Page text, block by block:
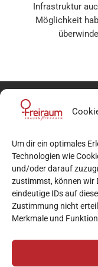
Um dir ein optimales
Technologien wie
und/oder darauf
zustimmst, können wir
eindeutige IDs auf
Zustimmung nicht
Merkmale und
Infrastruktur
Möglichkeit
mail
phone
©